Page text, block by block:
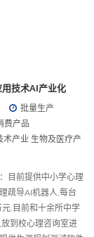
技术AI产业化
批量生产
费产品
术产业 生物及医疗产
目前提供中小学心理
疏导AI机器人,每台
元,目前和十余所中学
到校心理咨询室进